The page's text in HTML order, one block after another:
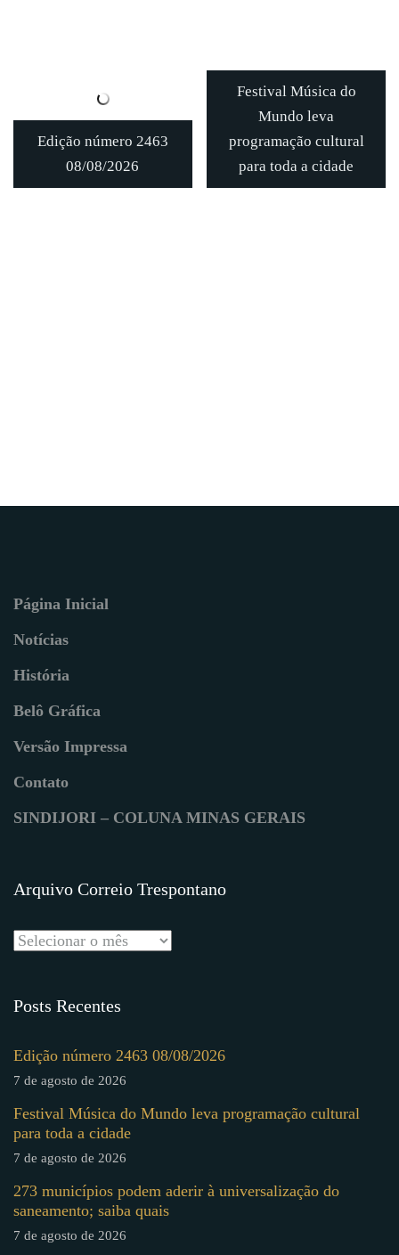
Edição número 2463
08/08/2026
Festival Música do
Mundo leva
programação cultural
para toda a cidade
Página Inicial
Notícias
História
Belô Gráfica
Versão Impressa
Contato
SINDIJORI – COLUNA MINAS GERAIS
Arquivo Correio Trespontano
Posts Recentes
Edição número 2463 08/08/2026
7 de agosto de 2026
Festival Música do Mundo leva programação cultural
para toda a cidade
7 de agosto de 2026
273 municípios podem aderir à universalização do
saneamento; saiba quais
7 de agosto de 2026